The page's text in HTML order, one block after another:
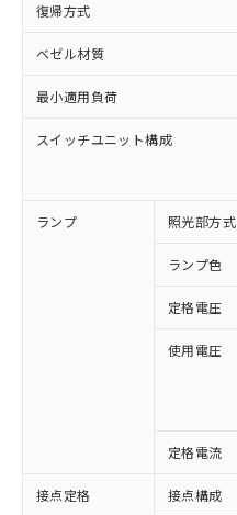
復帰方式
ベゼル材質
最小適用負荷
スイッチユニット構成
ランプ 照光部方式
ランプ色
定格電圧
使用電圧
定格電流
接点定格 接点構成
※1 対応状況